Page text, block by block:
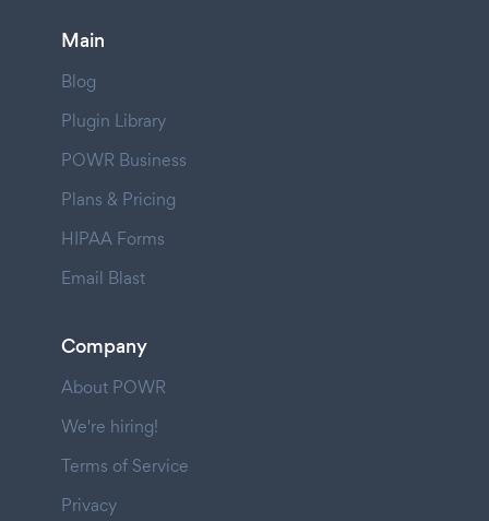
Main
Blog
Plugin Library
POWR Business
Plans & Pricing
HIPAA Forms
Email Blast
Company
About POWR
We're hiring!
Terms of Service
Privacy